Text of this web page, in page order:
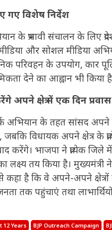
गए विशेष निर्देश
के प्रभावी संचालन के लिए
मीडिया और सोशल मीडिया
परिवहन के उपयोग, कार
देने का आह्वान भी किया
अपने क्षेत्र में एक दिन प्रवास
के तहत सांसद अपने
जबकि विधायक अपने क्षेत्र
करेंगे। भाजपा ने प्रत्येक जिले
लक्ष्य तय किया है।
से कहा है कि वे अपने-अपने
तक पहुंचाएं तथा
12 Years BJP Outreach Campaign